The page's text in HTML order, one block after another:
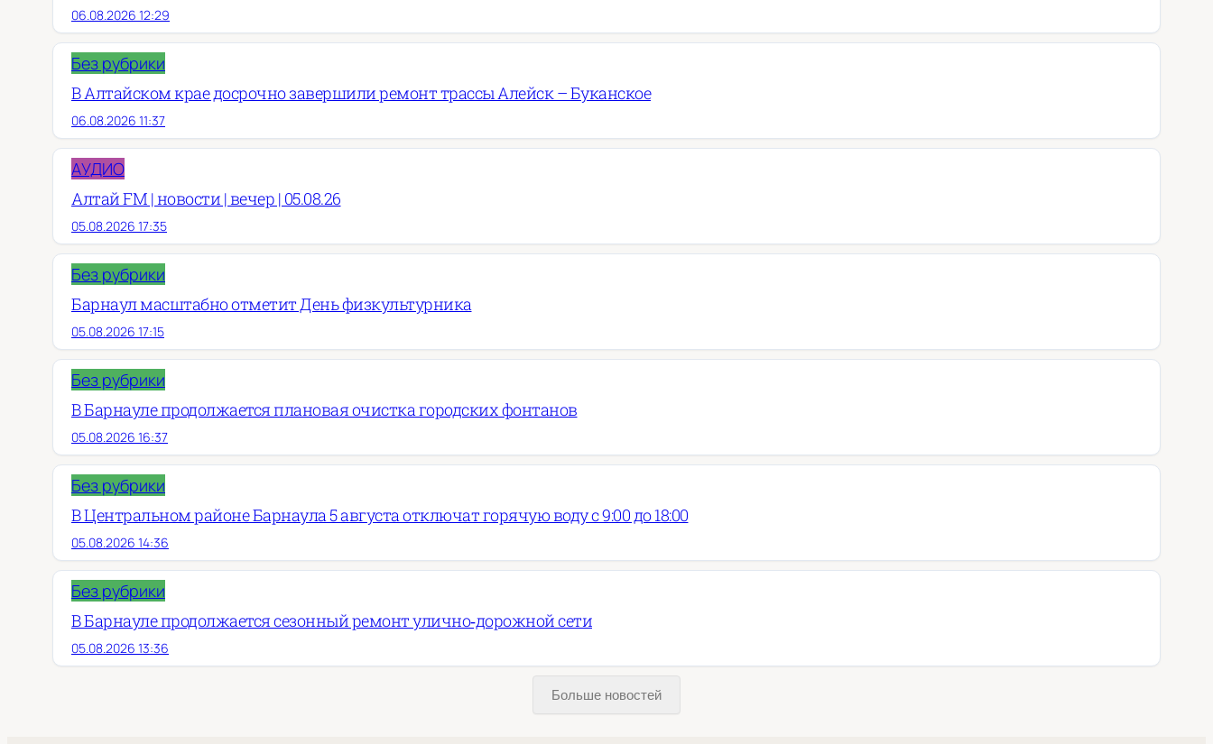
06.08.2026 12:29
Без рубрики
В Алтайском крае досрочно завершили ремонт трассы Алейск – Буканское
06.08.2026 11:37
АУДИО
Алтай FM | новости | вечер | 05.08.26
05.08.2026 17:35
Без рубрики
Барнаул масштабно отметит День физкультурника
05.08.2026 17:15
Без рубрики
В Барнауле продолжается плановая очистка городских фонтанов
05.08.2026 16:37
Без рубрики
В Центральном районе Барнаула 5 августа отключат горячую воду с 9:00 до 18:00
05.08.2026 14:36
Без рубрики
В Барнауле продолжается сезонный ремонт улично‑дорожной сети
05.08.2026 13:36
Больше новостей